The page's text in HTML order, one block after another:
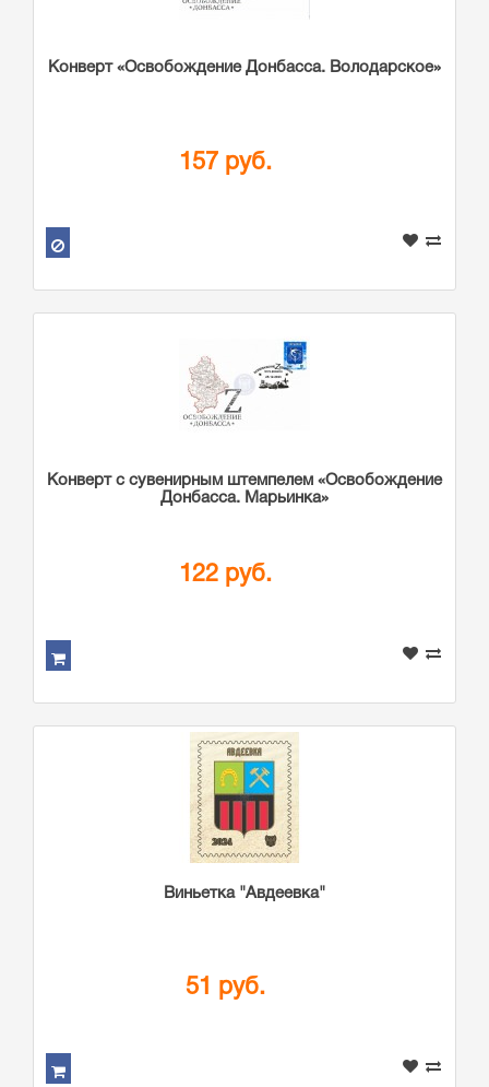
Конверт «Освобождение Донбасса. Володарское»
157 руб.
Конверт с сувенирным штемпелем «Освобождение
Донбасса. Марьинка»
122 руб.
Виньетка "Авдеевка"
51 руб.